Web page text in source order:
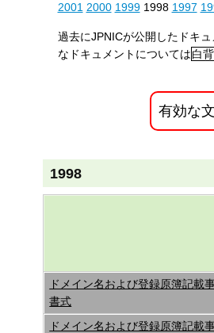
2001 2000 19991998 1997
過去にJPNICが公開したドキ
なドキュメントについては白
有効な
1998
ドメイン名および登録原簿記載
書式
ドメイン名および登録原簿記載